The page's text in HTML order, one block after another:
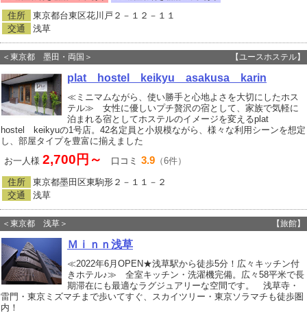
住所
東京都台東区花川戸２－１２－１１
交通
浅草
＜東京都 墨田・両国＞ 【ユースホステル】
plat hostel keikyu asakusa karin
≪ミニマムながら、使い勝手と心地よさを大切にしたホス
テル≫ 女性に優しいプチ贅沢の宿として、家族で気軽に
泊まれる宿としてホステルのイメージを変えるplat
hostel keikyuの1号店。42名定員と小規模ながら、様々な利用シーンを想定
し、部屋タイプを豊富に揃えました
お一人様 2,700円～ 口コミ 3.9 （6件）
住所
東京都墨田区東駒形２－１１－２
交通
浅草
＜東京都 浅草＞ 【旅館】
Ｍｉｎｎ浅草
≪2022年6月OPEN★浅草駅から徒歩5分！広々キッチン付
きホテル♪≫ 全室キッチン・洗濯機完備。広々58平米で長
期滞在にも最適なラグジュアリーな空間です。 浅草寺・
雷門・東京ミズマチまで歩いてすぐ、スカイツリー・東京ソラマチも徒歩圏
内！